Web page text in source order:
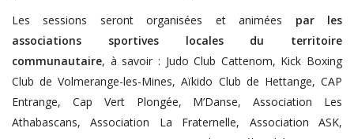
Les sessions seront organisées et animées par les
associations sportives locales du territoire
communautaire, à savoir : Judo Club Cattenom, Kick Boxing
Club de Volmerange-les-Mines, Aïkido Club de Hettange, CAP
Entrange, Cap Vert Plongée, M’Danse, Association Les
Athabascans, Association La Fraternelle, Association ASK,